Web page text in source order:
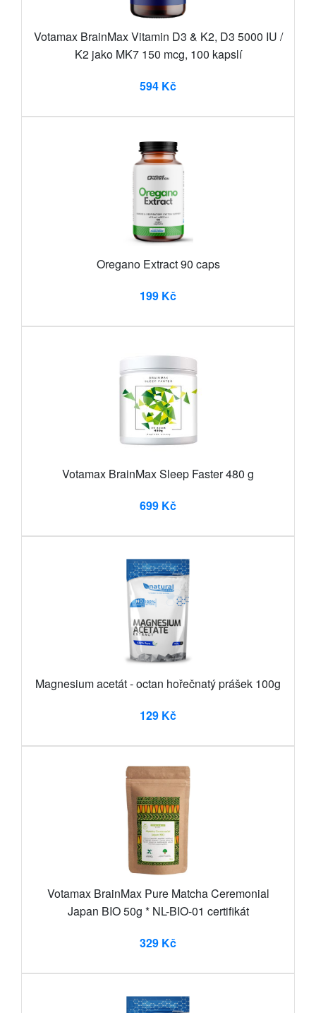
Votamax BrainMax Vitamin D3 & K2, D3 5000 IU /
K2 jako MK7 150 mcg, 100 kapslí
594 Kč
Oregano Extract 90 caps
199 Kč
Votamax BrainMax Sleep Faster 480 g
699 Kč
Magnesium acetát - octan hořečnatý prášek 100g
129 Kč
Votamax BrainMax Pure Matcha Ceremonial
Japan BIO 50g * NL-BIO-01 certifikát
329 Kč